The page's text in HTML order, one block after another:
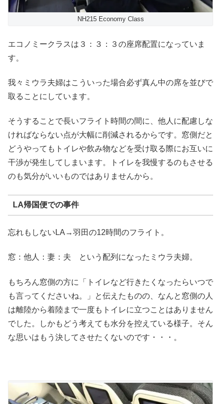
NH215 Economy Class
エコノミークラスは３：３：３の座席配置になっていま
す。
我々ミウラ夫婦はこういった場合必ず真ん中の席を並びで
取ることにしています。
そうすることで長いフライト時間の間に、他人に配慮しな
ければならない点が大幅に削減されるからです。窓側だと
どうやってもトイレや飲み物などを受け取る際にお互いに
干渉が発生してしまいます。トイレを我慢するのもさせる
のも気分がいいものではありませんから。
LA帰国便での事件
忘れもしないLA→羽田の12時間のフライト。
窓：他人：妻：夫 という配列になったミウラ夫婦。
もちろん窓側の方に「トイレなど行きたくなったらいつで
も言ってくださいね。」と伝えたものの、なんと窓側の人
は離陸から着陸まで一度もトイレに立つことはありません
でした。しかもどう考えても水分を控えている様子。そん
な思いはもう決してさせたくないのです・・・。